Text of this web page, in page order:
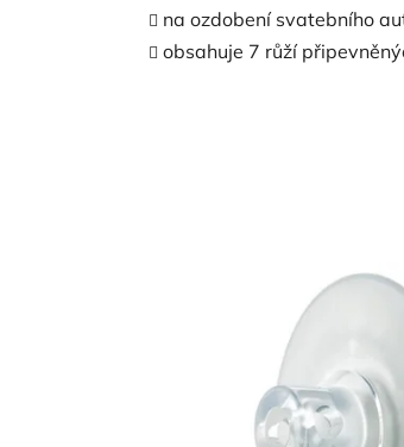
na ozdobení svatebního
obsahuje 7 růží